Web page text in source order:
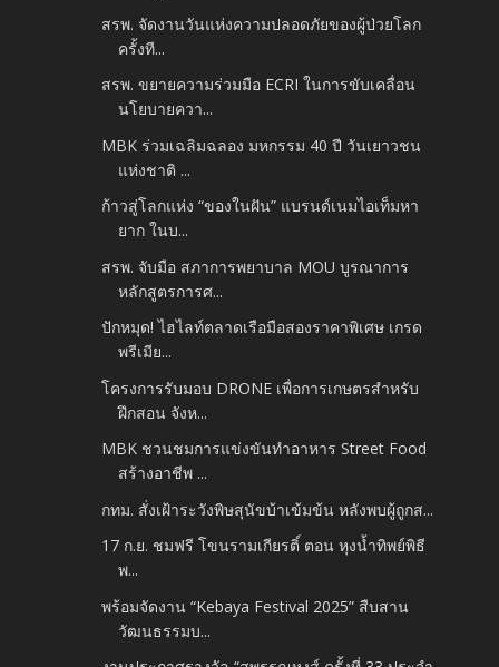
สรพ. จัดงานวันแห่งความปลอดภัยของผู้ป่วยโลก
ครั้งที...
สรพ. ขยายความร่วมมือ ECRI ในการขับเคลื่อน
นโยบายควา...
MBK ร่วมเฉลิมฉลอง มหกรรม 40 ปี วันเยาวชน
แห่งชาติ ...
ก้าวสู่โลกแห่ง “ของในฝัน” แบรนด์เนมไอเท็มหา
ยาก ในบ...
สรพ. จับมือ สภาการพยาบาล MOU บูรณาการ
หลักสูตรการศ...
ปักหมุด! ไฮไลท์ตลาดเรือมือสองราคาพิเศษ เกรด
พรีเมีย...
โครงการรับมอบ DRONE เพื่อการเกษตรสำหรับ
ฝึกสอน จังห...
MBK ชวนชมการแข่งขันทำอาหาร Street Food
สร้างอาชีพ ...
กทม. สั่งเฝ้าระวังพิษสุนัขบ้าเข้มข้น หลังพบผู้ถูกส...
17 ก.ย. ชมฟรี โขนรามเกียรติ์ ตอน หุงน้ำทิพย์พิธี
พ...
พร้อมจัดงาน “Kebaya Festival 2025” สืบสาน
วัฒนธรรมบ...